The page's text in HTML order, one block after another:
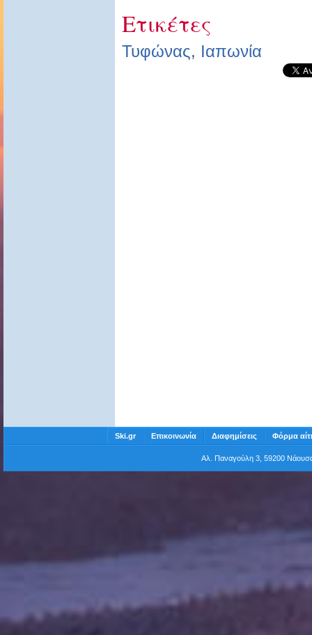
Ετικέτες
Τυφώνας, Ιαπωνία
Ski.gr Επικοινωνία Διαφημίσεις Φόρμα
Αλ. Παναγούλη 3, 59200